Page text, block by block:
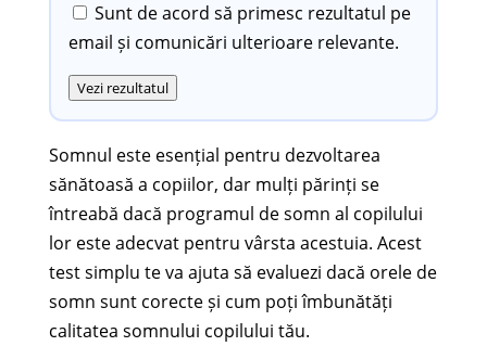
Sunt de acord să primesc rezultatul pe
email și comunicări ulterioare relevante.
Vezi rezultatul
Somnul este esențial pentru dezvoltarea
sănătoasă a copiilor, dar mulți părinți se
întreabă dacă programul de somn al copilului
lor este adecvat pentru vârsta acestuia. Acest
test simplu te va ajuta să evaluezi dacă orele de
somn sunt corecte și cum poți îmbunătăți
calitatea somnului copilului tău.